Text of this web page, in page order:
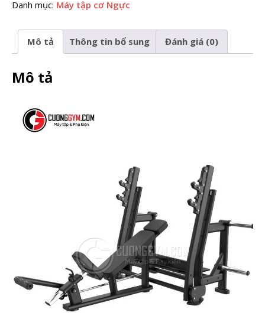
Danh mục: Máy tập cơ Ngực
Mô tả Thông tin bổ sung Đánh giá (0)
Mô tả